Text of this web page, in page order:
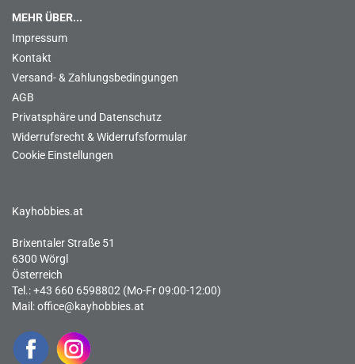
MEHR ÜBER...
Impressum
Kontakt
Versand- & Zahlungsbedingungen
AGB
Privatsphäre und Datenschutz
Widerrufsrecht & Widerrufsformular
Cookie Einstellungen
Kayhobbies.at
Brixentaler Straße 51
6300 Wörgl
Österreich
Tel.: +43 660 6598802 (Mo-Fr 09:00-12:00)
Mail:office@kayhobbies.at